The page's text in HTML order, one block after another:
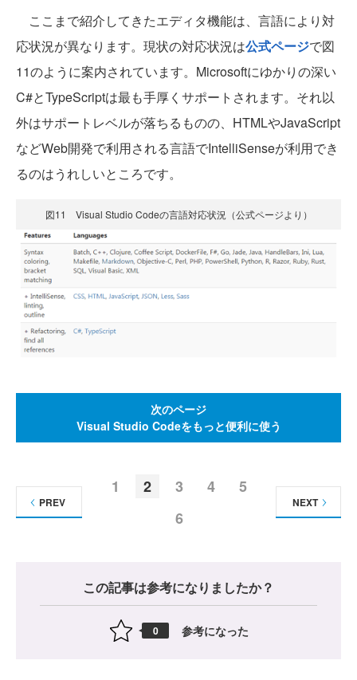
ここまで紹介してきたエディタ機能は、言語により対
応状況が異なります。現状の対応状況は公式ページで図
11のように案内されています。Microsoftにゆかりの深い
C#とTypeScriptは最も手厚くサポートされます。それ以
外はサポートレベルが落ちるものの、HTMLやJavaScript
などWeb開発で利用される言語でIntelliSenseが利用でき
るのはうれしいところです。
図11 Visual Studio Codeの言語対応状況（公式ページより）
次のページ
Visual Studio Codeをもっと便利に使う
1 2 3 4
5
6
PREV NEXT
この記事は参考になりましたか？
0 参考になった